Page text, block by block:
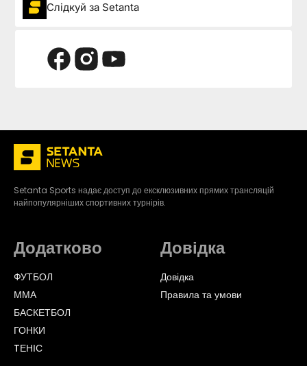
Слідкуй за Setanta
Setanta Sports надає доступ до ексклюзивних прямих трансляцій
найпопулярніших спортивних турнірів.
Додатково
ФУТБОЛ
ММА
БАСКЕТБОЛ
ГОНКИ
TЕНІС
Довідка
Довідка
Правила та умови